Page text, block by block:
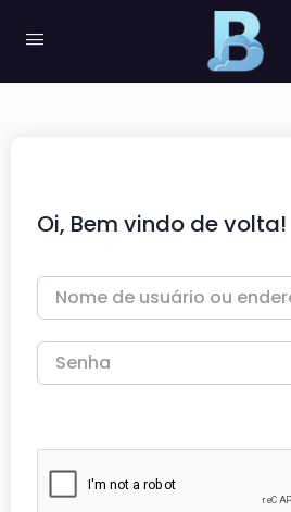
Oi, Bem vindo de volta!